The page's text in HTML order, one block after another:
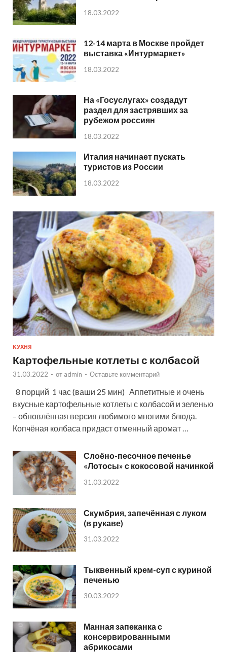
18.03.2022
12-14 марта в Москве пройдет
выставка «Интурмаркет»
18.03.2022
На «Госуслугах» создадут
раздел для застрявших за
рубежом россиян
18.03.2022
Италия начинает пускать
туристов из России
18.03.2022
КУХНЯ
Картофельные котлеты с колбасой
31.03.2022 - от admin - Оставьте комментарий
8 порций 1 час (ваши 25 мин) Аппетитные и очень
вкусные картофельные котлеты с колбасой и зеленью
– обновлённая версия любимого многими блюда.
Копчёная колбаса придаст отменный аромат …
Слоёно-песочное печенье
«Лотосы» с кокосовой начинкой
31.03.2022
Скумбрия, запечённая с луком
(в рукаве)
31.03.2022
Тыквенный крем-суп с куриной
печенью
30.03.2022
Манная запеканка с
консервированными
абрикосами